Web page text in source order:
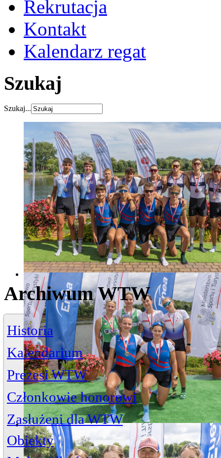
Rekrutacja
Kontakt
Kalendarz regat
Szukaj
Szukaj...
Archiwum WTW
Historia
Kalendarium
Prezesi WTW
Członkowie honorowi
Zasłużeni dla WTW
Jerzy Bojańczyk
Życiorys
Artykuły
Wiktor Szelągowski
Zasłużeni członkowie
Obiekty
Przystańul. Piwna 3